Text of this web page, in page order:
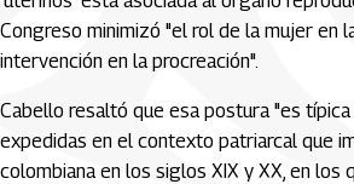
Congreso minimizó "el rol de la mujer en
intervención en la procreación".
Cabello resaltó que esa postura "es
expedidas en el contexto patriarcal que
colombiana en los siglos XIX y XX, en los